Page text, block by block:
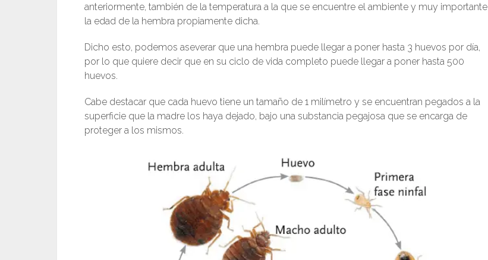
anteriormente, también de la temperatura a la que se encuentre el ambiente y muy importante
la edad de la hembra propiamente dicha.
Dicho esto, podemos aseverar que una hembra puede llegar a poner hasta 3 huevos por día,
por lo que quiere decir que en su ciclo de vida completo puede llegar a poner hasta 500
huevos.
Cabe destacar que cada huevo tiene un tamaño de 1 milímetro y se encuentran pegados a la
superficie que la madre los haya dejado, bajo una substancia pegajosa que se encarga de
proteger a los mismos.